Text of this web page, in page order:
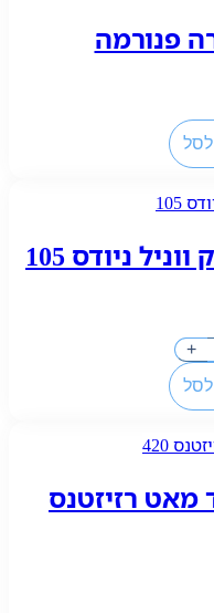
פנורמה
ניודס 105
+
מאט רזיזטנס